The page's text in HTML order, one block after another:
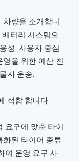
량을 소개합니
터리 시스템으
성, 사용자 중심
영을 위한 예산 친
자 운송.
적합 합니다
요구에 맞춘 타이
화된 타이어 종류
여 운영 요구 사